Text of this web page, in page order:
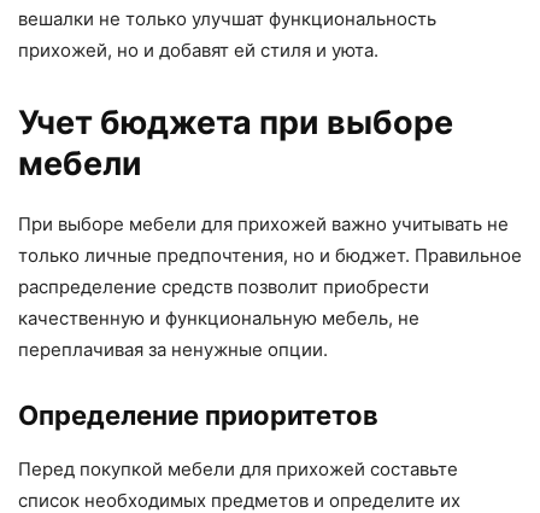
вешалки не только улучшат функциональность
прихожей, но и добавят ей стиля и уюта.
Учет бюджета при выборе
мебели
При выборе мебели для прихожей важно учитывать не
только личные предпочтения, но и бюджет. Правильное
распределение средств позволит приобрести
качественную и функциональную мебель, не
переплачивая за ненужные опции.
Определение приоритетов
Перед покупкой мебели для прихожей составьте
список необходимых предметов и определите их